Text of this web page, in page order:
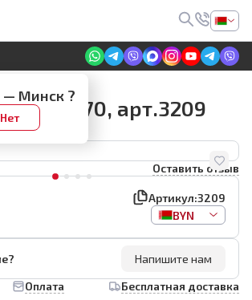
Прием заявок на сайте
— Минск ?
Нет 3Н К470, арт.3209
Оставить отзыв
Артикул:3209
BYN
Напишите нам
Оплата Бесплатная доставка